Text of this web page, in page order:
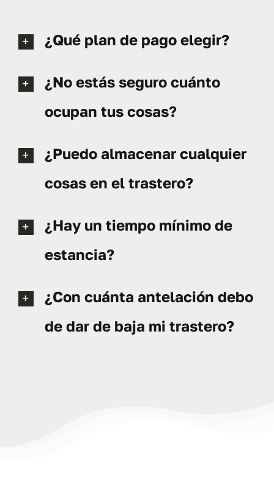
¿Qué plan de pago elegir?
¿No estás seguro cuánto
ocupan tus cosas?
¿Puedo almacenar cualquier
cosas en el trastero?
¿Hay un tiempo mínimo de
estancia?
¿Con cuánta antelación debo
de dar de baja mi trastero?